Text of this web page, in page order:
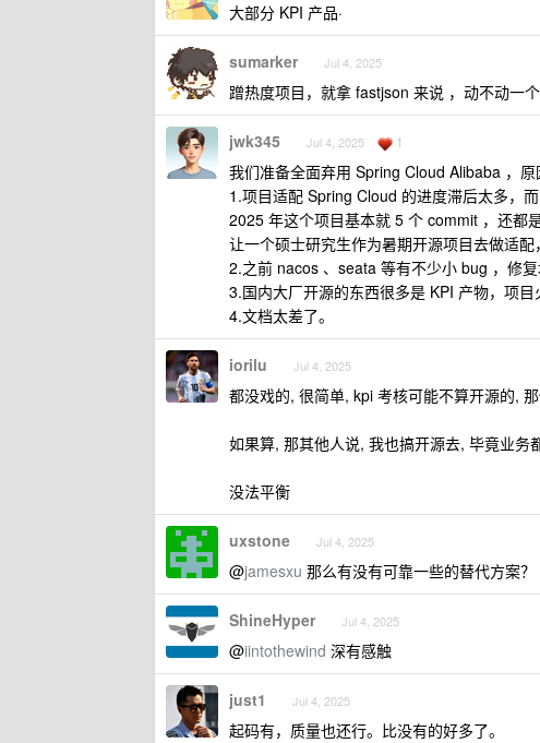
大部分 KPI 产品·
sumarker Jul 4, 2025
蹭热度项目，就拿 fastjson 来说 ，动不动一
jwk345 Jul 4, 2025 1
我们准备全面弃用 Spring Cloud Alibaba ，原
1.项目适配 Spring Cloud 的进度滞后太多，
2025 年这个项目基本就 5 个 commit ，还都
让一个硕士研究生作为暑期开源项目去做适配
2.之前 nacos 、seata 等有不少小 bug ，修
3.国内大厂开源的东西很多是 KPI 产物，项
4.文档太差了。
iorilu Jul 4, 2025
都没戏的, 很简单, kpi 考核可能不算开源的,
如果算, 那其他人说, 我也搞开源去, 毕竟业务
没法平衡
uxstone Jul 4, 2025
@jamesxu 那么有没有可靠一些的替代方案？
ShineHyper Jul 4, 2025
@iintothewind 深有感触
just1 Jul 4, 2025
起码有，质量也还行。比没有的好多了。